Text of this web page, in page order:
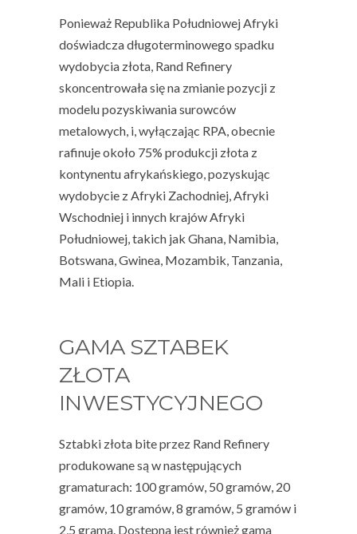
Ponieważ Republika Południowej Afryki
doświadcza długoterminowego spadku
wydobycia złota, Rand Refinery
skoncentrowała się na zmianie pozycji z
modelu pozyskiwania surowców
metalowych, i, wyłączając RPA, obecnie
rafinuje około 75% produkcji złota z
kontynentu afrykańskiego, pozyskując
wydobycie z Afryki Zachodniej, Afryki
Wschodniej i innych krajów Afryki
Południowej, takich jak Ghana, Namibia,
Botswana, Gwinea, Mozambik, Tanzania,
Mali i Etiopia.
GAMA SZTABEK
ZŁOTA
INWESTYCYJNEGO
Sztabki złota bite przez Rand Refinery
produkowane są w następujących
gramaturach: 100 gramów, 50 gramów, 20
gramów, 10 gramów, 8 gramów, 5 gramów i
2,5 grama. Dostępna jest również gama